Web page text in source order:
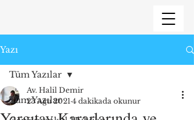
Yazı
Tüm Yazılar
Tüm Yazılar
Av. Halil Demir
23 Ağu 2021 4 dakikada okunur